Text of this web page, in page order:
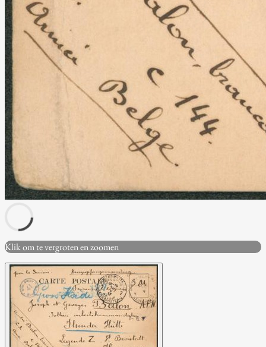
Klik om te vergroten en zoomen